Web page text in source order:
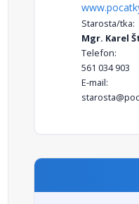
Starosta/tka:
Mgr. Karel
Telefon:
561 034 903
E-mail: